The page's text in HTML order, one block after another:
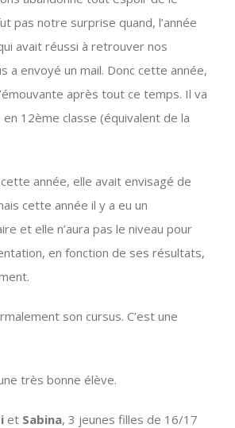
pas notre surprise quand, l’année
avait réussi à retrouver nos
a envoyé un mail. Donc cette année,
après tout ce temps. Il va
12ème classe (équivalent de la
année, elle avait envisagé de
cette année il y a eu un
et elle n’aura pas le niveau pour
en fonction de ses résultats,
son cursus. C’est une
très bonne élève.
et Sabina, 3 jeunes filles de 16/17